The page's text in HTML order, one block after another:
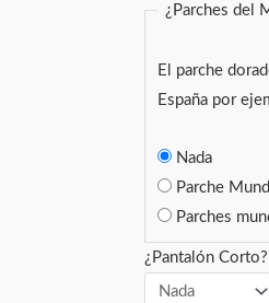
¿Parches del
El parche
España por
Nada
Parche
Parches
¿Pantalón Corto?